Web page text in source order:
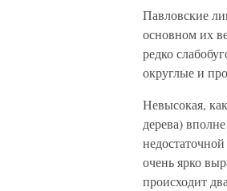
Павловские
основном их
редко
округлые и
Невысокая,
дерева)
очень ярко
происходит